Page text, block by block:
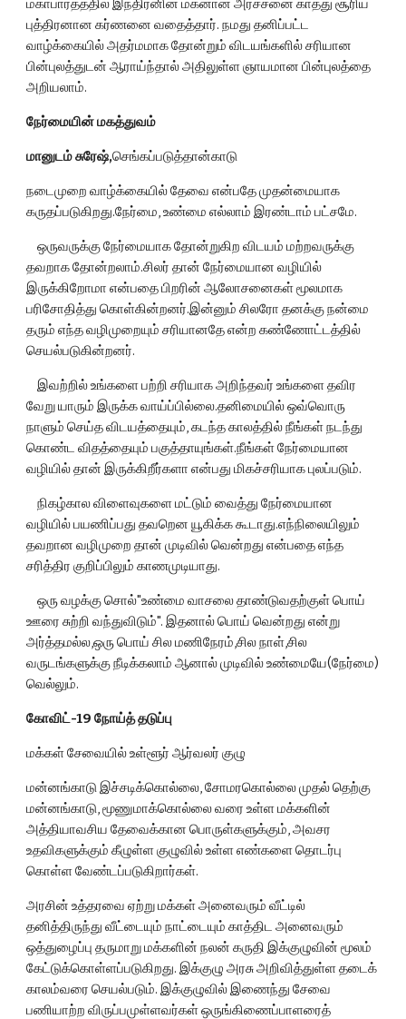
மகாபாரதத்தில் இந்திரனின் மகனான அர்ச்சனை காத்து சூரிய
புத்திரனான கர்ணனை வதைத்தார். நமது தனிப்பட்ட
வாழ்க்கையில் அதர்மமாக தோன்றும் விடயங்களில் சரியான
பின்புலத்துடன் ஆராய்ந்தால் அதிலுள்ள ஞாயமான பின்புலத்தை
அறியலாம்.
நேர்மையின் மகத்துவம்
மானுடம் சுரேஷ்,செங்கப்படுத்தான்காடு
நடைமுறை வாழ்க்கையில் தேவை என்பதே முதன்மையாக
கருதப்படுகிறது.நேர்மை, உண்மை எல்லாம் இரண்டாம் பட்சமே.
    ஒருவருக்கு நேர்மையாக தோன்றுகிற விடயம் மற்றவருக்கு
தவறாக தோன்றலாம்.சிலர் தான் நேர்மையான வழியில்
இருக்கிறோமா என்பதை பிறரின் ஆலோசனைகள் மூலமாக
பரிசோதித்து கொள்கின்றனர்.இன்னும் சிலரோ தனக்கு நன்மை
தரும் எந்த வழிமுறையும் சரியானதே என்ற கண்ணோட்டத்தில்
செயல்படுகின்றனர்.
    இவற்றில் உங்களை பற்றி சரியாக அறிந்தவர் உங்களை தவிர
வேறு யாரும் இருக்க வாய்ப்பில்லை.தனிமையில் ஒவ்வொரு
நாளும் செய்த விடயத்தையும், கடந்த காலத்தில் நீங்கள் நடந்து
கொண்ட விதத்தையும் பகுத்தாயுங்கள்.நீங்கள் நேர்மையான
வழியில் தான் இருக்கிறீர்களா என்பது மிகச்சரியாக புலப்படும்.
    நிகழ்கால விளைவுகளை மட்டும் வைத்து நேர்மையான
வழியில் பயணிப்பது தவறென யூகிக்க கூடாது.எந்நிலையிலும்
தவறான வழிமுறை தான் முடிவில் வென்றது என்பதை எந்த
சரித்திர குறிப்பிலும் காணமுடியாது.
    ஒரு வழக்கு சொல்"உண்மை வாசலை தாண்டுவதற்குள் பொய்
ஊரை சுற்றி வந்துவிடும்". இதனால் பொய் வென்றது என்று
அர்த்தமல்ல,ஒரு பொய் சில மணிநேரம்,சில நாள்,சில
வருடங்களுக்கு நீடிக்கலாம் ஆனால் முடிவில் உண்மையே(நேர்மை)
வெல்லும்.
கோவிட்-19 நோய்த் தடுப்பு
மக்கள் சேவையில் உள்ளூர் ஆர்வலர் குழு
மன்னங்காடு இச்சடிக்கொல்லை, சோமரகொல்லை முதல் தெற்கு
மன்னங்காடு, மூணுமாக்கொல்லை வரை உள்ள மக்களின்
அத்தியாவசிய தேவைக்கான பொருள்களுக்கும், அவசர
உதவிகளுக்கும் கீழுள்ள குழுவில் உள்ள எண்களை தொடர்பு
கொள்ள வேண்டப்படுகிறார்கள்.
அரசின் உத்தரவை ஏற்று மக்கள் அனைவரும் வீட்டில்
தனித்திருந்து வீட்டையும் நாட்டையும் காத்திட அனைவரும்
ஒத்துழைப்பு தருமாறு மக்களின் நலன் கருதி இக்குழுவின் மூலம்
கேட்டுக்கொள்ளப்படுகிறது. இக்குழு அரசு அறிவித்துள்ள தடைக்
காலம்வரை செயல்படும். இக்குழுவில் இணைந்து சேவை
பணியாற்ற விருப்பமுள்ளவர்கள் ஒருங்கிணைப்பாளரைத்